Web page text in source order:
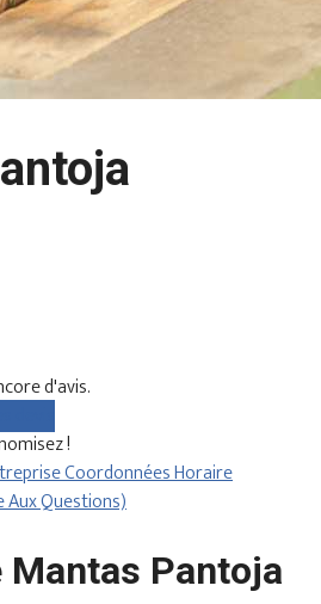
d'avis.
!
CoordonnéesHoraire
Aux Questions)
Mantas Pantoja